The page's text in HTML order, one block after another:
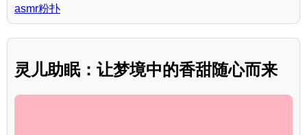
asmr粉扑
灵儿助眠：让梦境中的香甜随心而来